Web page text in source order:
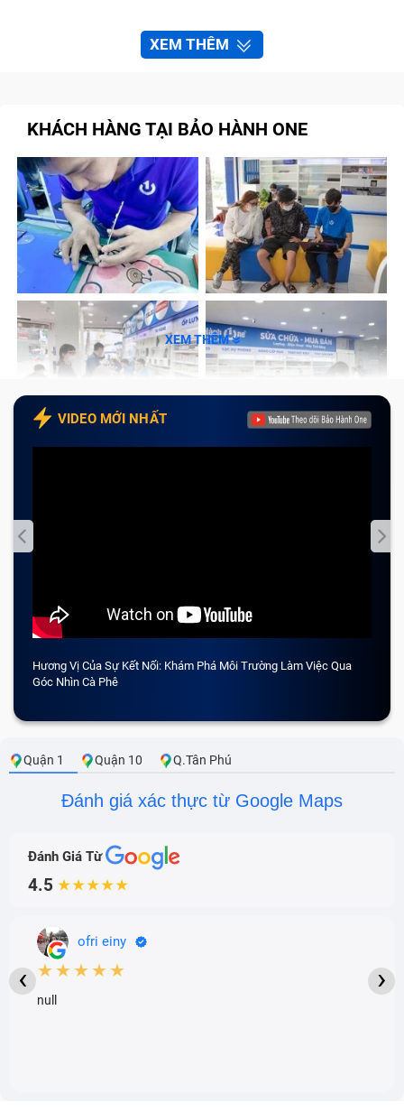
XEM THÊM
KHÁCH HÀNG TẠI BẢO HÀNH ONE
XEM THÊM
VIDEO MỚI NHẤT
Hương Vị Của Sự Kết Nối: Khám Phá Môi Trường Làm Việc Qua
Góc Nhìn Cà Phê
Quận 1 Quận 10 Q.Tân Phú
Đánh giá xác thực từ Google Maps
Đánh Giá Từ
4.5 ★★★★★
ofri einy
★★★★★
null
‹ ›